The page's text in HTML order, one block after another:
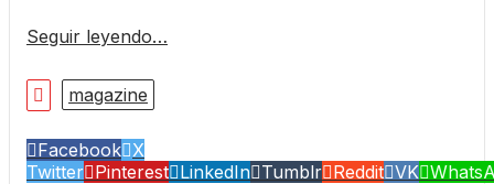
Seguir leyendo…
magazine
Facebook X
Twitter Pinterest LinkedIn Tumblr Reddit VK